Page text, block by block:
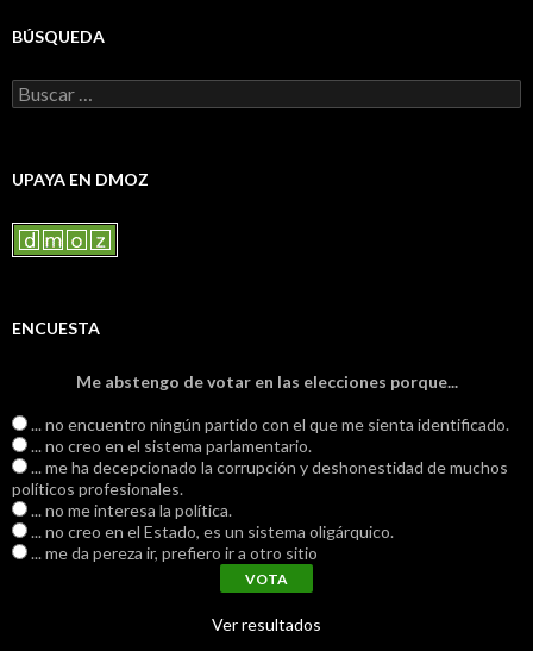
BÚSQUEDA
Buscar:
UPAYA EN DMOZ
ENCUESTA
Me abstengo de votar en las elecciones porque...
... no encuentro ningún partido con el que me sienta identificado.
... no creo en el sistema parlamentario.
... me ha decepcionado la corrupción y deshonestidad de muchos
políticos profesionales.
... no me interesa la política.
... no creo en el Estado, es un sistema oligárquico.
... me da pereza ir, prefiero ir a otro sitio
Ver resultados